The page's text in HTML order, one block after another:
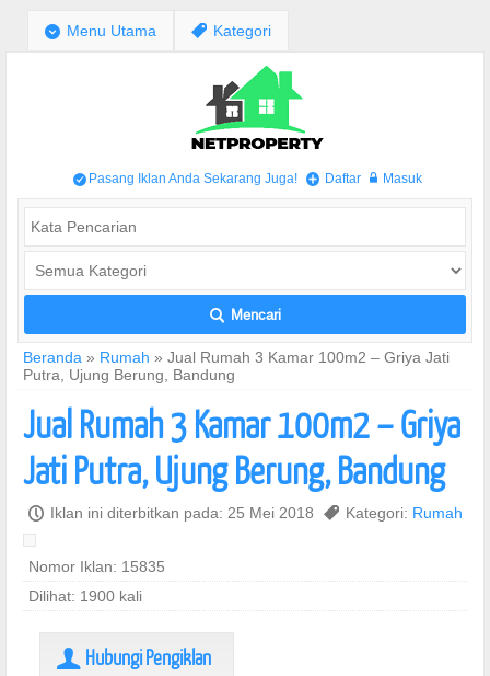
; Menu Utama , Kategori
/ Pasang Iklan Anda Sekarang Juga! + Daftar w Masuk
L Mencari
Beranda » Rumah » Jual Rumah 3 Kamar 100m2 – Griya Jati
Putra, Ujung Berung, Bandung
Jual Rumah 3 Kamar 100m2 – Griya
Jati Putra, Ujung Berung, Bandung
P Iklan ini diterbitkan pada: 25 Mei 2018 , Kategori: Rumah
Nomor Iklan: 15835
Dilihat: 1900 kali
U Hubungi Pengiklan